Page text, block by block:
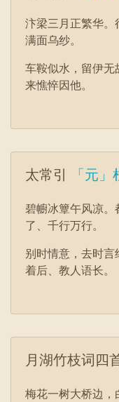
汴梁三月正繁华。
满面乌纱。
车鞍似水，留伊
来憔悴因他。
太常引 「元
碧幮冰簟午风凉
了、千行万行。
别时情意，去时
着后、教人语长。
月湖竹枝词四
梅花一树大桥边，